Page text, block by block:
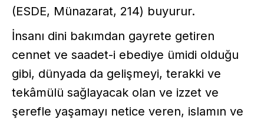
(ESDE, Münazarat, 214) buyurur.
İnsanı dini bakımdan gayrete getiren
cennet ve saadet-i ebediye ümidi olduğu
gibi, dünyada da gelişmeyi, terakki ve
tekâmülü sağlayacak olan ve izzet ve
şerefle yaşamayı netice veren, islamın ve